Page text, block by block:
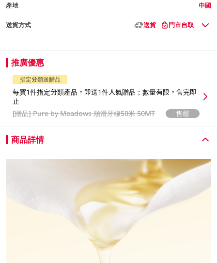
產地 中國
送貨方式 送貨 門市自取
推廣優惠
指定分類送贈品
每買1件指定分類產品，即送1件人氣贈品；數量有限，售完即
止
[贈品]Pure by Meadows 順滑牙線50米 50MT 售罄
商品詳情